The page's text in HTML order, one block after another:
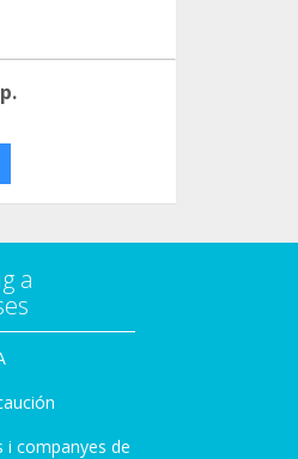
a
i companyes de